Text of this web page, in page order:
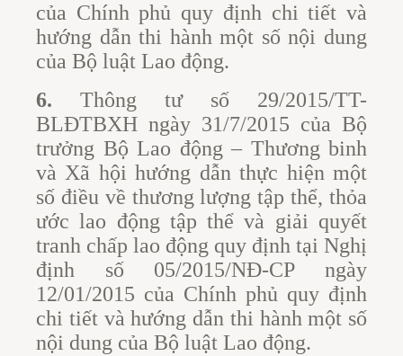
của Chính phủ quy định chi tiết và
hướng dẫn thi hành một số nội dung
của Bộ luật Lao động.
6. Thông tư số 29/2015/TT-
BLĐTBXH ngày 31/7/2015 của Bộ
trưởng Bộ Lao động – Thương binh
và Xã hội hướng dẫn thực hiện một
số điều về thương lượng tập thể, thỏa
ước lao động tập thể và giải quyết
tranh chấp lao động quy định tại Nghị
định số 05/2015/NĐ-CP ngày
12/01/2015 của Chính phủ quy định
chi tiết và hướng dẫn thi hành một số
nội dung của Bộ luật Lao động.